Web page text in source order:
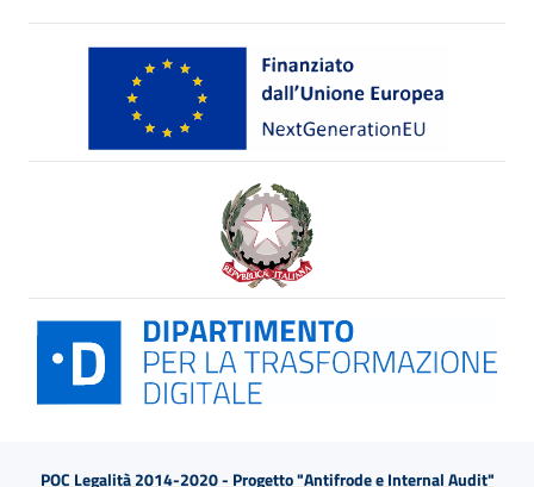
POC Legalità 2014-2020 - Progetto "Antifrode e Internal Audit"